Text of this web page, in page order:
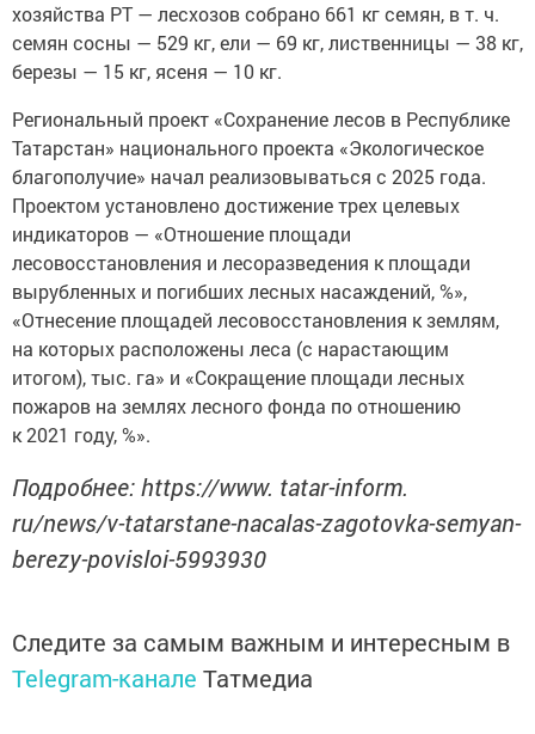
хозяйства РТ — лесхозов собрано 661 кг семян, в т. ч.
семян сосны — 529 кг, ели — 69 кг, лиственницы — 38 кг,
березы — 15 кг, ясеня — 10 кг.
Региональный проект «Сохранение лесов в Республике
Татарстан» национального проекта «Экологическое
благополучие» начал реализовываться с 2025 года.
Проектом установлено достижение трех целевых
индикаторов — «Отношение площади
лесовосстановления и лесоразведения к площади
вырубленных и погибших лесных насаждений, %»,
«Отнесение площадей лесовосстановления к землям,
на которых расположены леса (с нарастающим
итогом), тыс. га» и «Сокращение площади лесных
пожаров на землях лесного фонда по отношению
к 2021 году, %».
Подробнее: https://www. tatar-inform.
ru/news/v-tatarstane-nacalas-zagotovka-semyan-
berezy-povisloi-5993930
Следите за самым важным и интересным в
Telegram-канале Татмедиа